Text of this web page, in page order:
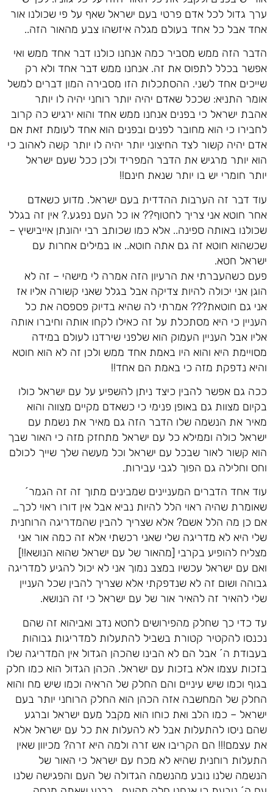
ערך גדול לכל אדם פרטי בעם ישראל שאף על פי שכולנו אור
אחד אבל כל אחד בעולם מגלה איזשהו צבע מהאור הזה..
הדבר הזה ממש מסביר כמה אנחנו כולנו דבר אחד ממש ואי
אפשר בכלל לתפוס את זה. אנחנו ממש דבר אחד ולא רק
שייכים אחד לשני. ההסתכלות הזו מסבירה המון דברים למשל
אומר התניא: שככל שאדם יהיה יותר רוחני יהיה לו יותר
אהבת ישראל כי בפנים אנחנו ממש אחד והוא ירגיש כה קרוב
לחבירו כי הוא מחובר לפנים ובפנים הוא אחד לעומת זאת אם
אדם יהיה קשור לצד החיצוני יותר יהיה לו יותר קשה לאהוב כי
הוא יותר מרגיש את הדבר המפריד ולכן ככל שעם ישראל
יותר חומרי יש בו יותר שנאת חינם!!
עוד דבר זה הערבות ההדדית בעם ישראל. מדוע כשאדם
אחר חוטא אני צריך לחטוף?? או כל העם נפגע.? אין זה בגלל
שכולנו באותה ספינה.. אלא כמו שכותב רבי יהונתן אייבישיץ –
שכשהוא חוטא זה גם אתה חוטא.. או במילים אחרות עם
ישראל חטא.
פעם כשהעברתי את הרעיון הזה אמרה לי מישהי – זה לא
הוגן אני יכולה להיות צדיקה אבל בגלל שאני קשורה אליו אז
אני גם חוטאת??? אמרתי לה שהיא בדיוק פספסה את כל
העניין כי היא מסתכלת על זה כאילו לקחו אותה וחיברו אותה
אליו אבל העניין העמוק הוא שלפני שירדנו לעולם במידה
מסויימת היא והוא היו באמת אחד ממש ולכן זה לא הוא חוטא
והיא נדפקת מזה כי באמת הם אחד!!
ככה גם אפשר להבין כיצד ניתן להשפיע על עם ישראל כולו
בקיום מצוות גם באופן פנימי כי כשאדם מקיים מצווה והוא
מאיר את הנשמה שלו הדבר הזה גם מאיר את נשמת עם
ישראל כולה וממילא כל עם ישראל מתחזק מזה כי האור שבך
הוא קשור לאור שבכל עם ישראל וכל מעשה שלך שייך לכולם
וחס וחלילה גם הפוך לגבי עבירות.
עוד אחד הדברים המעניינים שמבינים מתוך זה זה הגמר´
שאומרת שהיה ראוי הלל להיות נביא אבל אין דורו ראוי לכך…
אם כן מה הלל אשם? אלא שצריך להבין שהמדריגה הרוחנית
שלי היא לא מדריגה שלי שאני רכשתי אלא זה כמה אור אני
מצליח להופיע בקרבי [מהאור של עם ישראל שהוא הנושא!!]
ואם עם ישראל עכשיו במצב נמוך אני לא יכול להגיע למדריגה
גבוהה ושום זה לא שנדפקתי אלא שצריך להבין שכל העניין
שלי להאיר זה להאיר אור של עם ישראל כי זה הנושא.
עד כדי כך שחלק מהפירושים לחטא נדב ואביהוא זה שהם
נכנסו להקטיר קטורת בשביל להתעלות למדריגות גבוהות
בעבודת ה´ אבל הם לא הבינו שהכהן הגדול אין המדריגה שלו
בזכות עצמו אלא בזכות עם ישראל. הכהן הגדול הוא כמו חלק
בגוף וכמו שיש עיניים והם החלק של הראיה וכמו שיש מח והוא
החלק של המחשבה אזה הכהן הוא החלק הרוחני יותר בעם
ישראל – כמו הלב ואת כוחו הוא מקבל מעם ישראל וברגע
שהם ניסו להתעלות אבל לא להעלות את כל עם ישראל אלא
את עצמם!!! הם הקריבו אש זרה ולמה היא זרה? מכיוון שאין
התעלות רוחנית שהיא לא מכח עם ישראל כי האור של
הנשמה שלנו נובע מהנשמה הגדולה של העם והפגישה שלנו